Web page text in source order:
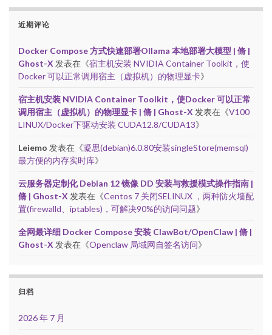
近期评论
Docker Compose 方式快速部署Ollama 本地部署大模型 | 脩 |
Ghost-X 发表在《宿主机安装 NVIDIA Container Toolkit，使
Docker 可以正常调用宿主（虚拟机）的物理显卡》
宿主机安装 NVIDIA Container Toolkit，使Docker 可以正常
调用宿主（虚拟机）的物理显卡 | 脩 | Ghost-X 发表在《V100
LINUX/Docker下驱动安装 CUDA12.8/CUDA13》
Leiemo 发表在《凝思(debian)6.0.80安装singleStore(memsql)
最方便的内存实时库》
云服务器定制化 Debian 12 镜像 DD 安装与救援模式操作指南 |
脩 | Ghost-X 发表在《Centos 7 关闭SELINUX ，两种防火墙配
置(firewalld、iptables)，可解决90%的访问问题》
全网最详细 Docker Compose 安装 ClawBot/OpenClaw | 脩 |
Ghost-X 发表在《Openclaw 局域网自签名访问》
归档
2026 年 7 月